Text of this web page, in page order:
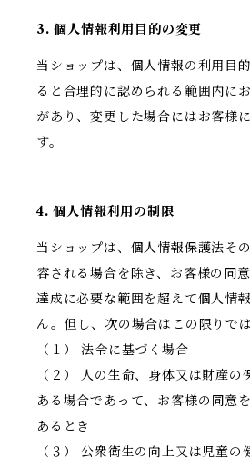
3. 個人情報利用目的の変更
当ショップは、個人情報の利用目
ると合理的に認められる範囲内に
があり、変更した場合にはお客様
す。
4. 個人情報利用の制限
当ショップは、個人情報保護法そ
容される場合を除き、お客様の同
達成に必要な範囲を超えて個人情
ん。但し、次の場合はこの限りで
（１） 法令に基づく場合
（２） 人の生命、身体又は財産
ある場合であって、お客様の同意
あるとき
（３） 公衆衛生の向上又は児童の